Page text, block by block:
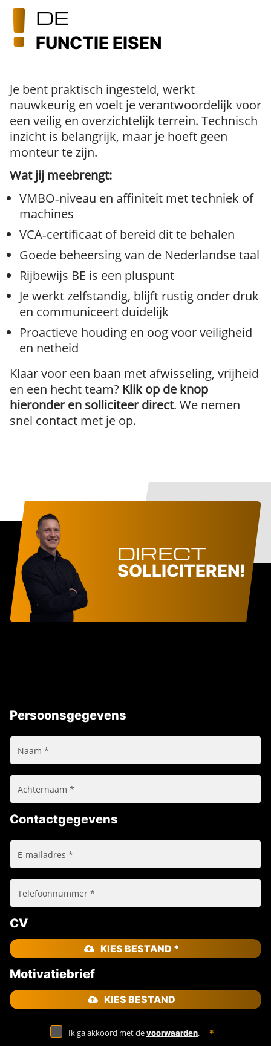
DE
FUNCTIE EISEN
Je bent praktisch ingesteld, werkt
nauwkeurig en voelt je verantwoordelijk voor
een veilig en overzichtelijk terrein. Technisch
inzicht is belangrijk, maar je hoeft geen
monteur te zijn.
Wat jij meebrengt:
VMBO‑niveau en affiniteit met techniek of
machines
VCA‑certificaat of bereid dit te behalen
Goede beheersing van de Nederlandse taal
Rijbewijs BE is een pluspunt
Je werkt zelfstandig, blijft rustig onder druk
en communiceert duidelijk
Proactieve houding en oog voor veiligheid
en netheid
Klaar voor een baan met afwisseling, vrijheid
en een hecht team? Klik op de knop
hieronder en solliciteer direct. We nemen
snel contact met je op.
DIRECT
SOLLICITEREN!
Persoonsgegevens
Contactgegevens
CV
KIES BESTAND *
Motivatiebrief
KIES BESTAND
Ik ga akkoord met devoorwaarden.